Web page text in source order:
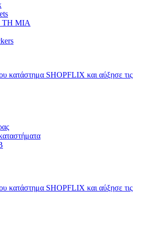
ΤΗ ΜΙΑ
κατάστημα SHOPFLIX και αύξησε τις
κατάστημα SHOPFLIX και αύξησε τις